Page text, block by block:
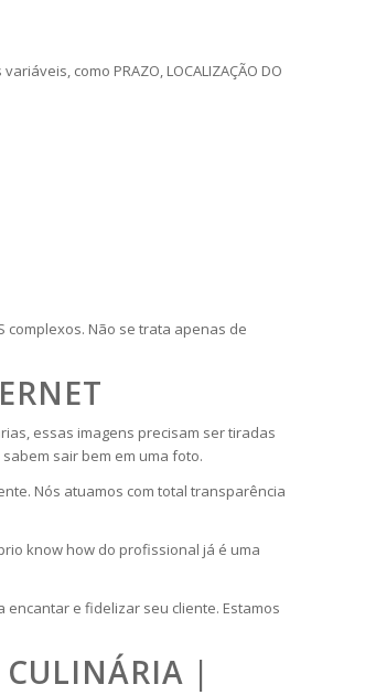
como PRAZO, LOCALIZAÇÃO DO
complexos. Não se trata apenas de
essas imagens precisam ser tiradas
sair bem em uma foto.
Nós atuamos com total transparência
know how do profissional já é uma
e fidelizar seu cliente. Estamos
|